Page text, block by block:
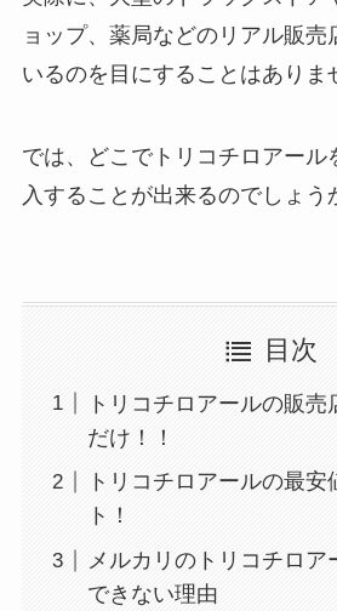
ョップ、薬局などのリアル販売
いるのを目にすることはありま
では、どこでトリコチロアール
入することが出来るのでしょう
目次
トリコチロアールの販売
だけ！！
トリコチロアールの最安
ト！
メルカリのトリコチロア
できない理由